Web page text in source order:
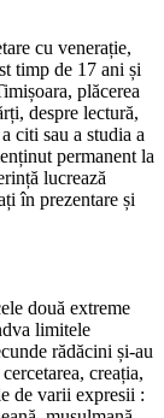
cu venerație,
timp de 17 ani și
plăcerea
despre lectură,
citi sau a studia a
permanent la
lucrează
în prezentare și
două extreme
limitele
rădăcini și-au
creația,
de varii expresii :